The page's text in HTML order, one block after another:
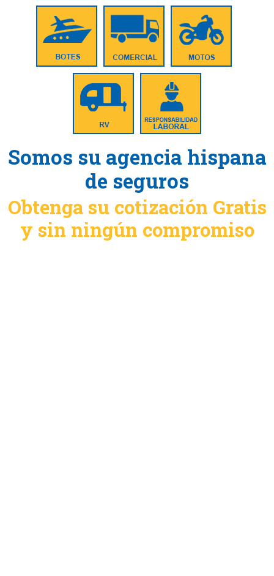
Somos su agencia hispana
de seguros
Obtenga su cotización Gratis
y sin ningún compromiso